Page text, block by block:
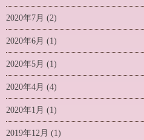
2020年7月 (2)
2020年6月 (1)
2020年5月 (1)
2020年4月 (4)
2020年1月 (1)
2019年12月 (1)